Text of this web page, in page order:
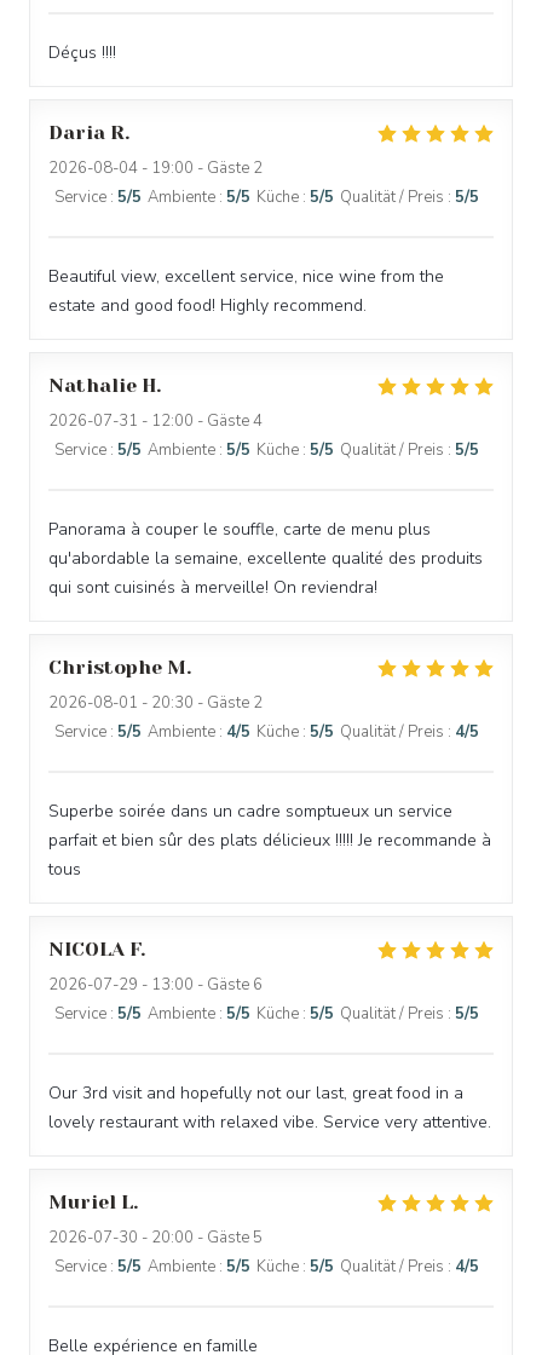
Déçus !!!!
Daria R
2026-08-04 - 19:00 - Gäste 2
Service : 5/5 Ambiente : 5/5 Küche : 5/5 Qualität / Preis : 5/5
Beautiful view, excellent service, nice wine from the
estate and good food! Highly recommend.
Nathalie H
2026-07-31 - 12:00 - Gäste 4
Service : 5/5 Ambiente : 5/5 Küche : 5/5 Qualität / Preis : 5/5
Panorama à couper le souffle, carte de menu plus
qu'abordable la semaine, excellente qualité des produits
qui sont cuisinés à merveille! On reviendra!
Christophe M
2026-08-01 - 20:30 - Gäste 2
Service : 5/5 Ambiente : 4/5 Küche : 5/5 Qualität / Preis : 4/5
Superbe soirée dans un cadre somptueux un service
parfait et bien sûr des plats délicieux !!!!! Je recommande à
tous
NICOLA F
2026-07-29 - 13:00 - Gäste 6
Service : 5/5 Ambiente : 5/5 Küche : 5/5 Qualität / Preis : 5/5
Our 3rd visit and hopefully not our last, great food in a
lovely restaurant with relaxed vibe. Service very attentive.
Muriel L
2026-07-30 - 20:00 - Gäste 5
Service : 5/5 Ambiente : 5/5 Küche : 5/5 Qualität / Preis : 4/5
Belle expérience en famille
CÔTÉ RESTO